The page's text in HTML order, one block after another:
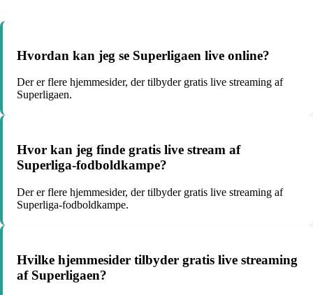
Hvordan kan jeg se Superligaen live online?
Der er flere hjemmesider, der tilbyder gratis live streaming af
Superligaen.
Hvor kan jeg finde gratis live stream af
Superliga-fodboldkampe?
Der er flere hjemmesider, der tilbyder gratis live streaming af
Superliga-fodboldkampe.
Hvilke hjemmesider tilbyder gratis live streaming
af Superligaen?